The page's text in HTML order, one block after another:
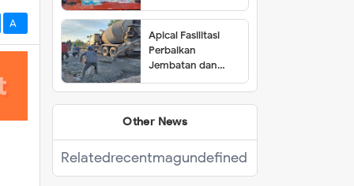
A-
Buku ke Tiga SD di
Dumai
Apical Fasilitasi
Perbaikan
Jembatan dan
Jalan di Kelurahan
Lubuk Gaung
Other News
Relatedrecentmagundefined